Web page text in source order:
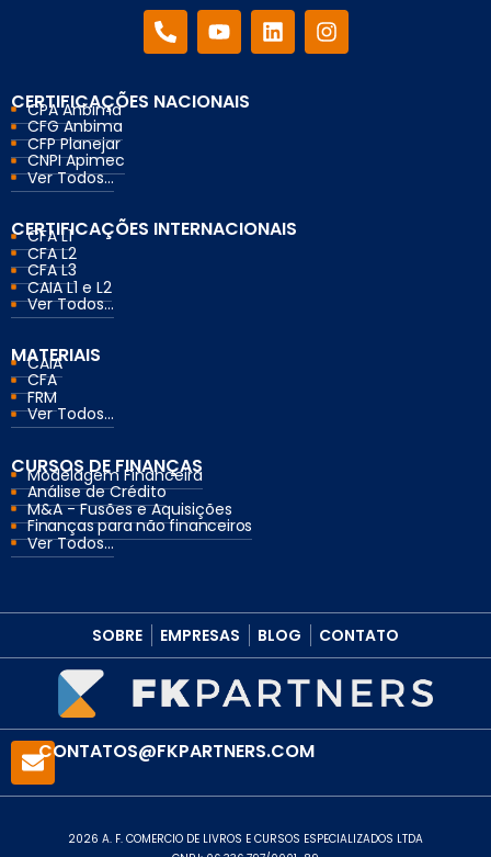
CERTIFICAÇÕES NACIONAIS
CPA Anbima
CFG Anbima
CFP Planejar
CNPI Apimec
Ver Todos...
CERTIFICAÇÕES INTERNACIONAIS
CFA L1
CFA L2
CFA L3
CAIA L1 e L2
Ver Todos...
MATERIAIS
CAIA
CFA
FRM
Ver Todos...
CURSOS DE FINANÇAS
Modelagem Financeira
Análise de Crédito
M&A - Fusões e Aquisições
Finanças para não financeiros
Ver Todos...
SOBRE EMPRESAS BLOG CONTATO
CONTATOS@FKPARTNERS.COM
2026 A. F. COMERCIO DE LIVROS E CURSOS ESPECIALIZADOS LTDA